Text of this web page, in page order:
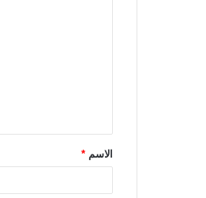
ق
*الاسم *